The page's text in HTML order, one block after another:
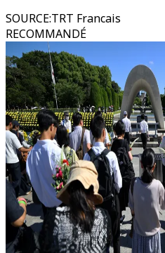
SOURCE:TRT Francais
RECOMMANDÉ